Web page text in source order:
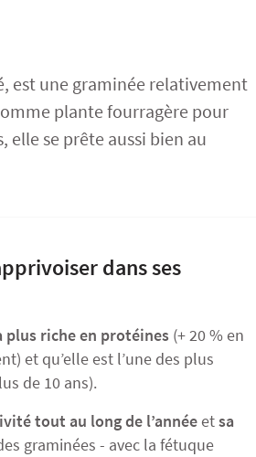
est une graminée relativement
plante fourragère pour
elle se prête aussi bien au
dans ses
plus riche en protéines (+ 20 % en
et qu’elle est l’une des plus
de 10 ans).
tout au long de l’annéeetsa
graminées - avec la fétuque